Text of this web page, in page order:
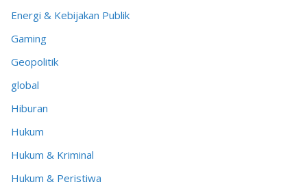
Energi & Kebijakan Publik
Gaming
Geopolitik
global
Hiburan
Hukum
Hukum & Kriminal
Hukum & Peristiwa